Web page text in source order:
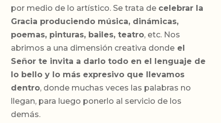
por medio de lo artístico. Se trata de celebrar la
Gracia produciendo música, dinámicas,
poemas, pinturas, bailes, teatro, etc. Nos
abrimos a una dimensión creativa donde el
Señor te invita a darlo todo en el lenguaje de
lo bello y lo más expresivo que llevamos
dentro, donde muchas veces las palabras no
llegan, para luego ponerlo al servicio de los
demás.